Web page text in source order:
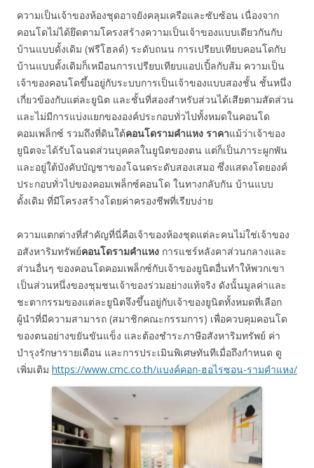
ความเป็นเจ้าของห้องชุดอาจยังคลุมเครือและซับซ้อน เนื่องจาก
คอนโดไม่ได้ยึดตามโครงสร้างความเป็นเจ้าของแบบเดียวกันกับ
บ้านแบบดั้งเดิม (ฟรีโฮลด์) ระดับถนน การเปรียบเทียบคอนโดกับ
บ้านแบบดั้งเดิมก็เหมือนการเปรียบเทียบแอปเปิ้ลกับส้ม ความเป็น
เจ้าของคอนโดขึ้นอยู่กับระบบการเป็นเจ้าของแบบสองชั้น ชั้นหนึ่ง
เกี่ยวข้องกับแต่ละยูนิต และชั้นที่สองสำหรับส่วนได้เสียตามสัดส่วน
และไม่มีการแบ่งแยกขององค์ประกอบทั่วไปทั้งหมดในคอนโด
คอมเพล็กซ์ รวมถึงที่ดินใต้คอนโดรามคำแหง ราคาแม้ว่าเจ้าของ
ยูนิตจะได้รับโฉนดส่วนบุคคลในยูนิตของตน แต่ก็เป็นภาระผูกพัน
และอยู่ใต้บังคับบัญชาของโฉนดระดับสองเสมอ ซึ่งแสดงโดยองค์
ประกอบทั่วไปของคอมเพล็กซ์คอนโด ในทางกลับกัน บ้านแบบ
ดั้งเดิม ที่มีโครงสร้างโดยค่าครองชีพที่เรียบง่าย
ความแตกต่างที่สำคัญที่นี่คือเจ้าของห้องชุดแต่ละคนไม่ใช่เจ้าของ
อสังหาริมทรัพย์คอนโดรามคำแหง การแชร์หลังคาส่วนกลางและ
ส่วนอื่นๆ ของคอนโดคอมเพล็กซ์กับเจ้าของยูนิตอื่นทำให้พวกเขา
เป็นส่วนหนึ่งของชุมชนเจ้าของร่วมอย่างแท้จริง ดังนั้นมูลค่าและ
ชะตากรรมของแต่ละยูนิตจึงขึ้นอยู่กับเจ้าของยูนิตทั้งหมดที่เลือก
ผู้นำที่มีความสามารถ (สมาชิกคณะกรรมการ) เพื่อควบคุมคอนโด
ของตนอย่างขยันขันแข็ง และต้องชำระภาษีอสังหาริมทรัพย์ ค่า
บำรุงรักษารายเดือน และการประเมินพิเศษทันทีเมื่อถึงกำหนด ดู
เพิ่มเติม https://www.cmc.co.th/แบงค์คอก-ฮอไรซอน-รามคำแหง/